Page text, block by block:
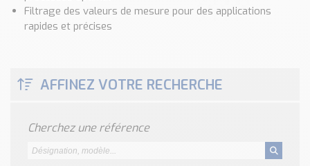
Calculateur maintien en température
Nos Réalisations
Catalogue des essentiels pour les brasseries et micro-
Filtrage des valeurs de mesure pour des applications
rapides et précises
AFFINEZ VOTRE RECHERCHE
Cherchez une référence